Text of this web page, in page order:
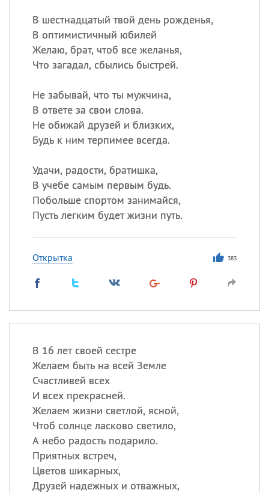
В шестнадцатый твой день рожденья,
В оптимистичный юбилей
Желаю, брат, чтоб все желанья,
Что загадал, сбылись быстрей.
Не забывай, что ты мужчина,
В ответе за свои слова.
Не обижай друзей и близких,
Будь к ним терпимее всегда.
Удачи, радости, братишка,
В учебе самым первым будь.
Побольше спортом занимайся,
Пусть легким будет жизни путь.
Открытка 383
В 16 лет своей сестре
Желаем быть на всей Земле
Счастливей всех
И всех прекрасней.
Желаем жизни светлой, ясной,
Чтоб солнце ласково светило,
А небо радость подарило.
Приятных встреч,
Цветов шикарных,
Друзей надежных и отважных,